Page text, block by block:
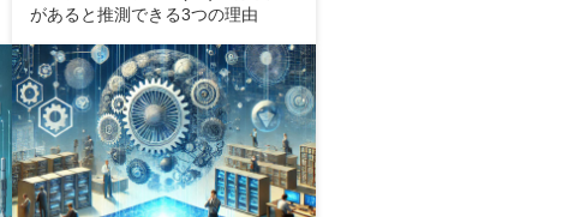
があると推測できる3つの理由